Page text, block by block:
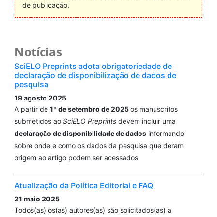
de publicação.
Notícias
SciELO Preprints adota obrigatoriedade de
declaração de disponibilização de dados de
pesquisa
19 agosto 2025
A partir de 1º de setembro de 2025os manuscritos
submetidos ao SciELO Preprints devem incluir uma
declaração de disponibilidade de dados informando
sobre onde e como os dados da pesquisa que deram
origem ao artigo podem ser acessados.
Atualização da Política Editorial e FAQ
21 maio 2025
Todos(as) os(as) autores(as) são solicitados(as) a